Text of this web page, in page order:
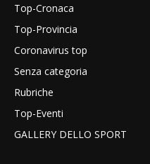
Top-Cronaca
Top-Provincia
Coronavirus top
Senza categoria
Rubriche
Top-Eventi
GALLERY DELLO SPORT